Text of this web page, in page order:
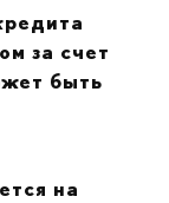
за счет
быть
на